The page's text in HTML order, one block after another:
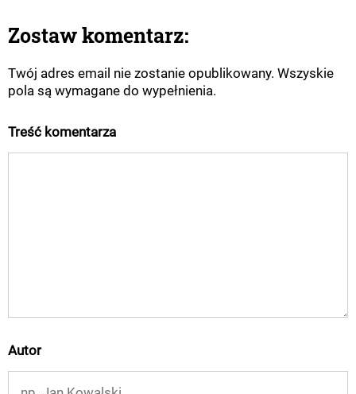
Zostaw komentarz:
Twój adres email nie zostanie opublikowany. Wszyskie
pola są wymagane do wypełnienia.
Treść komentarza
Autor